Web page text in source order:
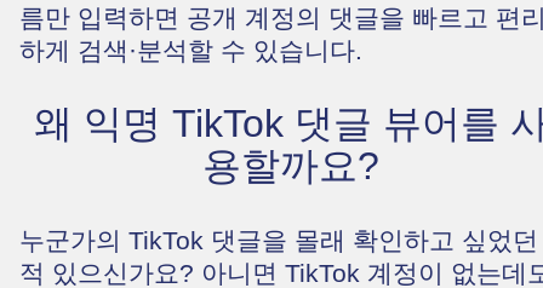
름만 입력하면 공개 계정의 댓글을 빠르고 편
하게 검색·분석할 수 있습니다.
왜 익명 TikTok 댓글 뷰어를
용할까요?
누군가의 TikTok 댓글을 몰래 확인하고 싶었던
적 있으신가요? 아니면 TikTok 계정이 없는데